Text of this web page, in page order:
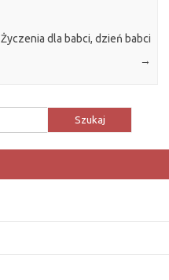
Życzenia dla babci, dzień babci
→